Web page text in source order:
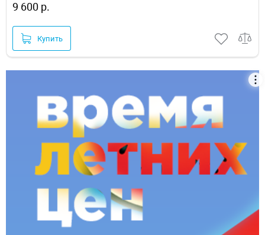
9 600 р.
Купить